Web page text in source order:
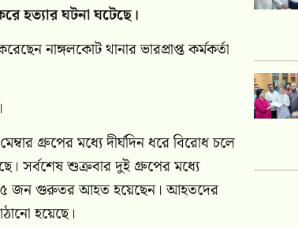
হত্যার ঘটনা ঘটেছে।
নাঙ্গলকোট থানার ভারপ্রাপ্ত কর্মকর্তা
গ্রুপের মধ্যে দীর্ঘদিন ধরে বিরোধ চলে
সর্বশেষ শুক্রবার দুই গ্রুপের মধ্যে
১৫ জন গুরুতর আহত হয়েছেন। আহতদের
হয়েছে।